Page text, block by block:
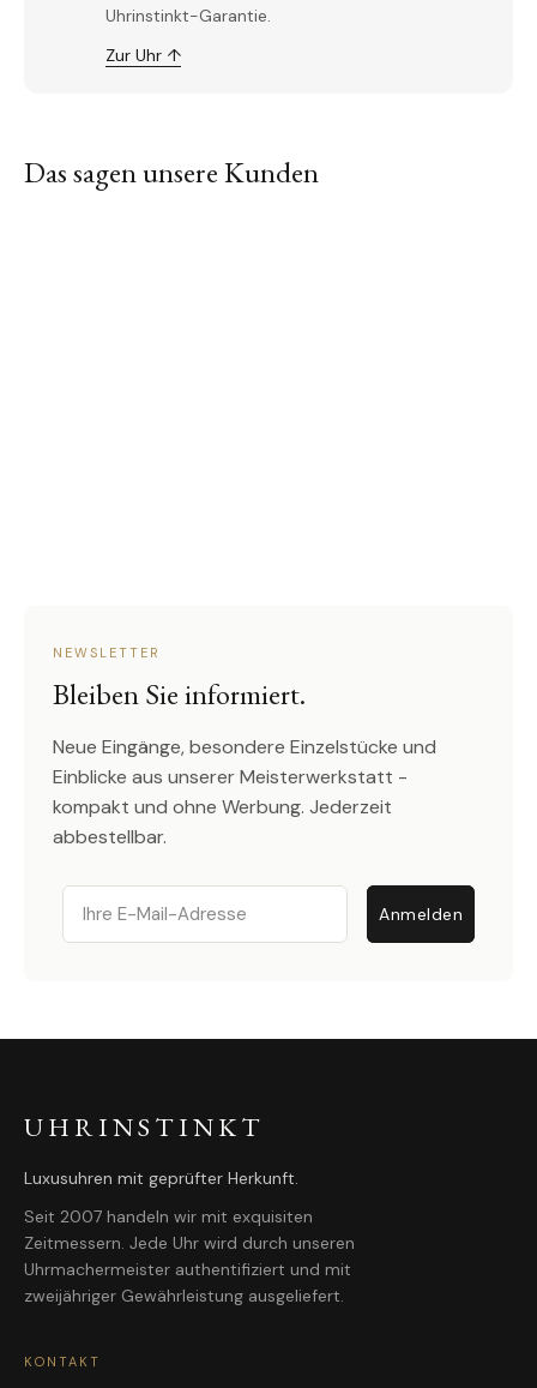
Uhrinstinkt-Garantie.
Zur Uhr ↑
Das sagen unsere Kunden
NEWSLETTER
Bleiben Sie informiert.
Neue Eingänge, besondere Einzelstücke und
Einblicke aus unserer Meisterwerkstatt -
kompakt und ohne Werbung. Jederzeit
abbestellbar.
Email
Anmelden
UHRINSTINKT
Luxusuhren mit geprüfter Herkunft.
Seit 2007 handeln wir mit exquisiten
Zeitmessern. Jede Uhr wird durch unseren
Uhrmachermeister authentifiziert und mit
zweijähriger Gewährleistung ausgeliefert.
KONTAKT